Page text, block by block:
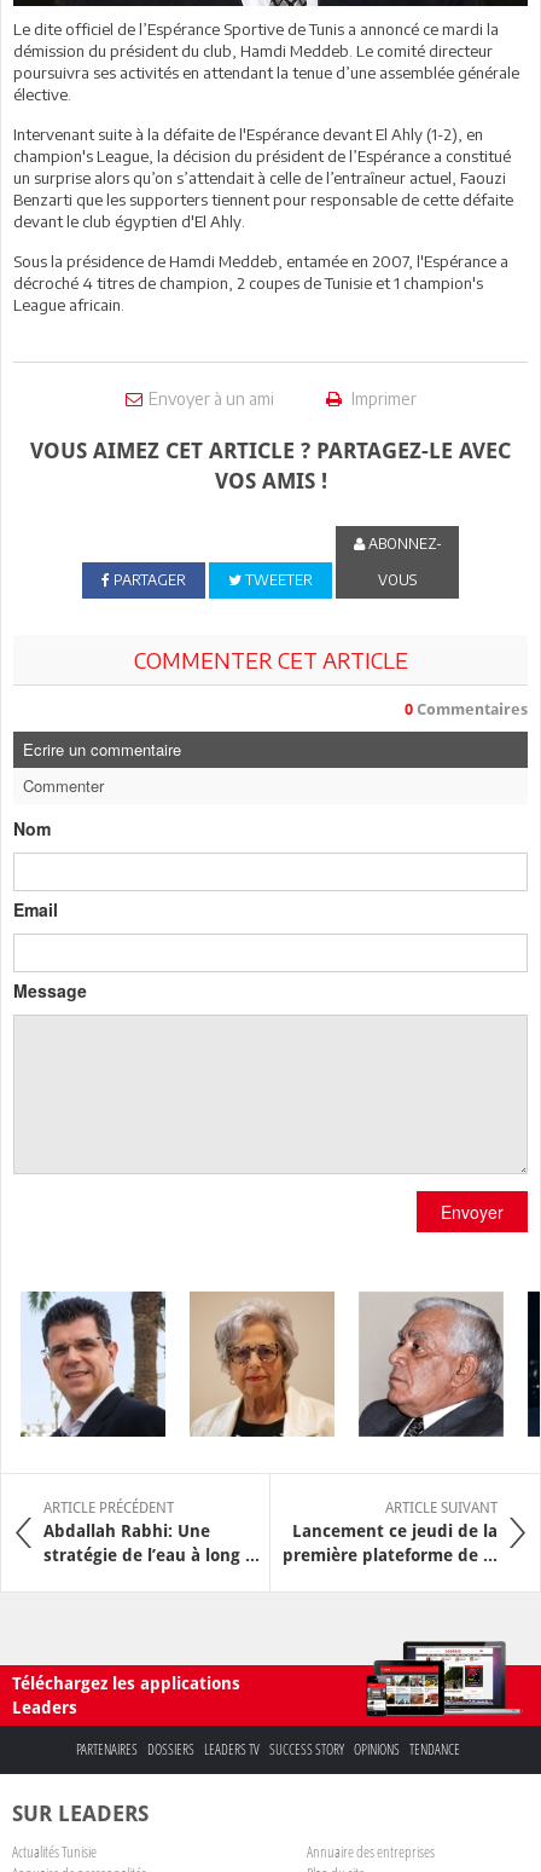
Le dite officiel de l’Espérance Sportive de Tunis a annoncé ce mardi la
démission du président du club, Hamdi Meddeb. Le comité directeur
poursuivra ses activités en attendant la tenue d’une assemblée générale
élective.
Intervenant suite à la défaite de l'Espérance devant El Ahly (1-2), en
champion's League, la décision du président de l’Espérance a constitué
un surprise alors qu’on s’attendait à celle de l’entraîneur actuel, Faouzi
Benzarti que les supporters tiennent pour responsable de cette défaite
devant le club égyptien d'El Ahly.
Sous la présidence de Hamdi Meddeb, entamée en 2007, l'Espérance a
décroché 4 titres de champion, 2 coupes de Tunisie et 1 champion's
League africain.
Envoyer à un ami Imprimer
VOUS AIMEZ CET ARTICLE ? PARTAGEZ-LE AVEC
VOS AMIS !
PARTAGER TWEETER
ABONNEZ-
VOUS
COMMENTER CET ARTICLE
0 Commentaires
Ecrire un commentaire
Commenter
Nom
Email
Message
Envoyer
ARTICLE PRÉCÉDENT
Abdallah Rabhi: Une
stratégie de l’eau à long ...
ARTICLE SUIVANT
Lancement ce jeudi de la
première plateforme de ...
Téléchargez les applications
Leaders
PARTENAIRES DOSSIERS LEADERS TV SUCCESS STORY OPINIONS TENDANCE
SUR LEADERS
Actualités Tunisie
Annuaire des entreprises